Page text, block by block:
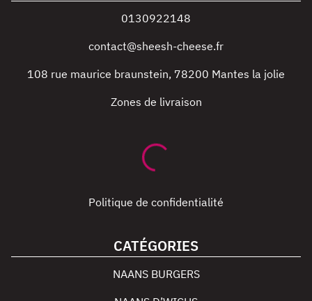
0130922148
contact@sheesh-cheese.fr
108 rue maurice braunstein, 78200 Mantes la jolie
Zones de livraison
Politique de confidentialité
CATÉGORIES
NAANS BURGERS